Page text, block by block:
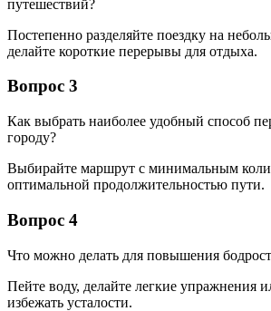
путешествий?
Постепенно разделяйте поездку на
делайте короткие перерывы для отдыха.
Вопрос 3
Как выбрать наиболее удобный способ
городу?
Выбирайте маршрут с минимальным
оптимальной продолжительностью пути.
Вопрос 4
Что можно делать для повышения
Пейте воду, делайте легкие упражнения
избежать усталости.